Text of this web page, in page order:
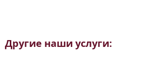
Другие наши услуги: